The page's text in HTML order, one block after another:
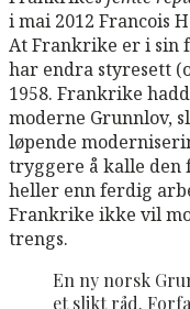
i mai 2012 Francois
At Frankrike er i sin
har endra styresett
1958. Frankrike
moderne Grunnlov,
løpende
tryggere å kalle
heller enn ferdig
Frankrike ikke vil
trengs.
En ny norsk
et slikt råd.